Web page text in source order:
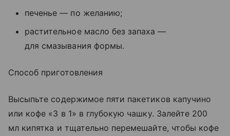
печенье — по желанию;
растительное масло без запаха —
для смазывания формы.
Способ приготовления
Высыпьте содержимое пяти пакетиков капучино
или кофе «3 в 1» в глубокую чашку. Залейте 200
мл кипятка и тщательно перемешайте, чтобы кофе